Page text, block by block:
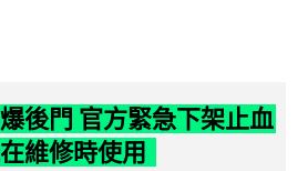
後門 官方緊急下架止血
維修時使用